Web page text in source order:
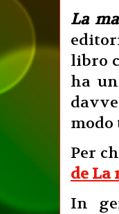
La
libro
ha
modo
Per
de La
In